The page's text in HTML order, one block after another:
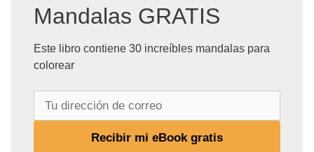
Mandalas GRATIS
Este libro contiene 30 increíbles mandalas para
colorear
Recibir mi eBook gratis